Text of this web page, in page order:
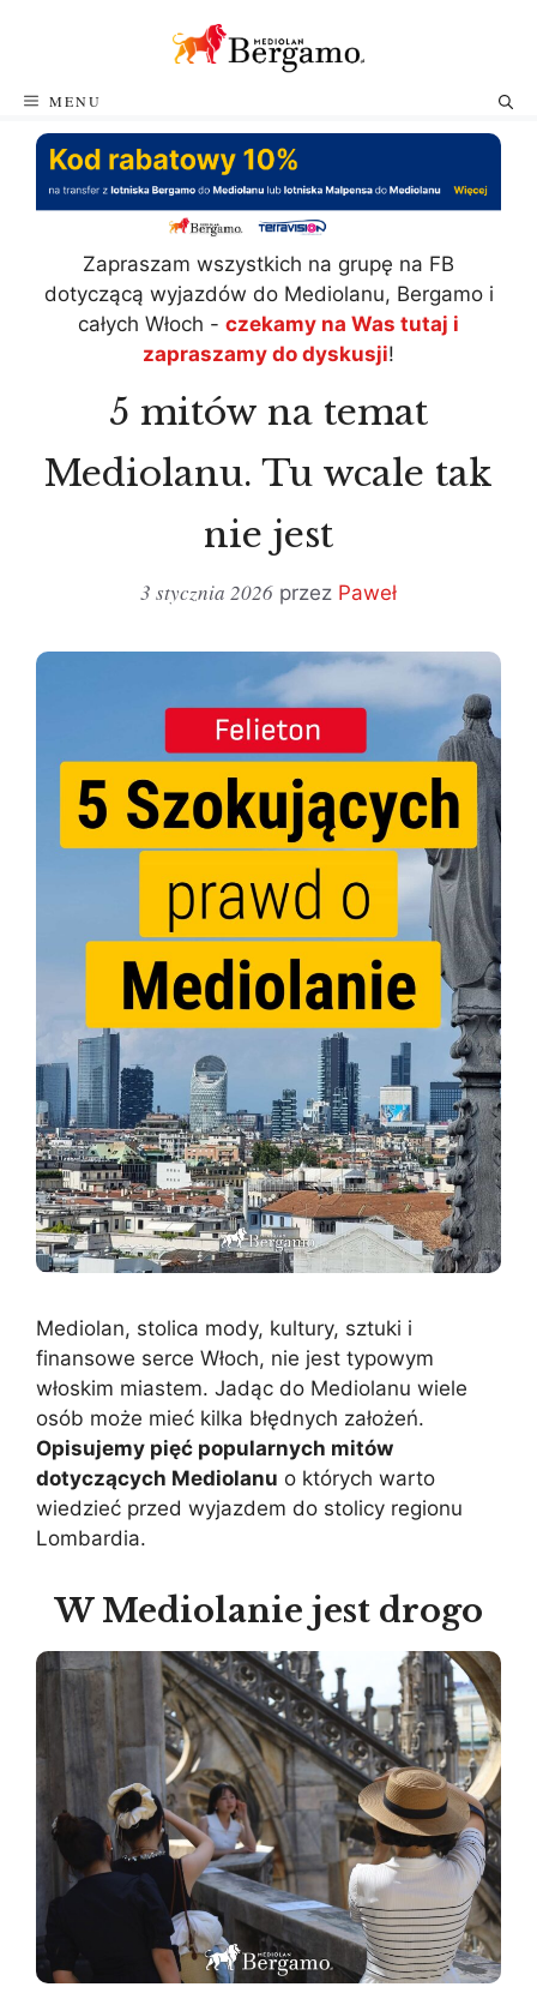
MENU
Zapraszam wszystkich na grupę na FB
dotyczącą wyjazdów do Mediolanu, Bergamo i
całych Włoch - czekamy na Was tutaj i
zapraszamy do dyskusji!
5 mitów na temat
Mediolanu. Tu wcale tak
nie jest
3 stycznia 2026 przez Paweł
Mediolan, stolica mody, kultury, sztuki i
finansowe serce Włoch, nie jest typowym
włoskim miastem. Jadąc do Mediolanu wiele
osób może mieć kilka błędnych założeń.
Opisujemy pięć popularnych mitów
dotyczących Mediolanu o których warto
wiedzieć przed wyjazdem do stolicy regionu
Lombardia.
W Mediolanie jest drogo